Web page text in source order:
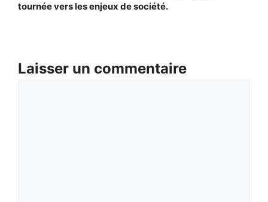
tournée vers les enjeux de société.
Laisser un commentaire